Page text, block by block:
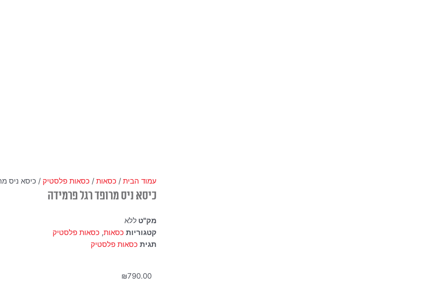
עמוד הבית / כסאות / כסאות פלסטיק / כיסא ניס
כיסא ניס מרופד רגל פרמידה
מק"ט ללא
קטגוריות כסאות, כסאות פלסטיק
תגית כסאות פלסטיק
₪790.00